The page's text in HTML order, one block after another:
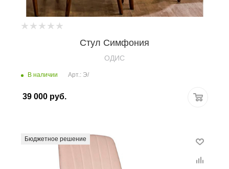
Стул Симфония
OДИС
В наличии Арт.: Э/
39 000 руб.
Бюджетное решение